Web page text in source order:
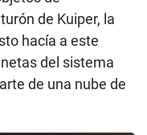
de Kuiper, la
hacía a este
del sistema
de una nube de